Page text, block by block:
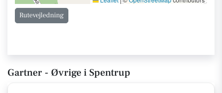
Rutevejledning
Gartner - Øvrige i Spentrup